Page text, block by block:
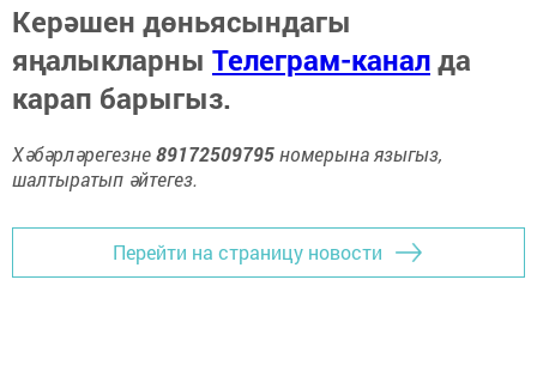
Керәшен дөньясындагы
яңалыкларны Телеграм-каналда
карап барыгыз.
Хәбәрләрегезне89172509795номерына языгыз,
шалтыратып әйтегез.
Перейти на страницу новости